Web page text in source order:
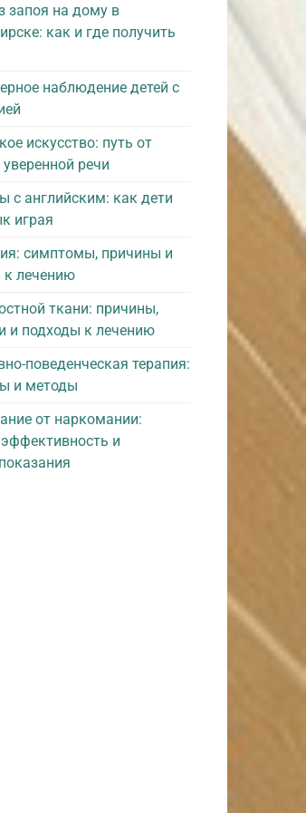
запоя на дому в
как и где получить
наблюдение детей с
искусство: путь от
речи
с английским: как дети
играя
симптомы, причины и
к лечению
ткани: причины,
и подходы к лечению
поведенческая терапия:
и методы
от наркомании:
и